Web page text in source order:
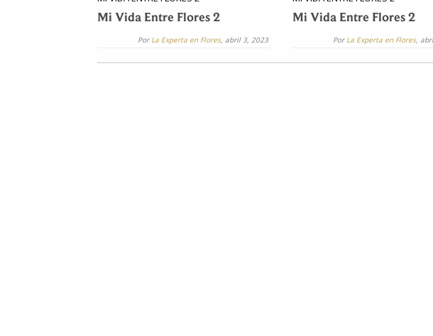
Mi Vida Entre Flores 2
Por La Experta en Flores, abril 3, 2023
Mi Vida Entre Flores 2
Por La Experta en Flores,